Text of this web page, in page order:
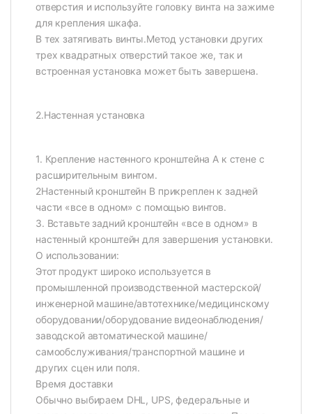
отверстия и используйте головку винта на зажиме
для крепления шкафа.
В тех затягивать винты.Метод установки других
трех квадратных отверстий такое же, так и
встроенная установка может быть завершена.
2.Настенная установка
1. Крепление настенного кронштейна А к стене с
расширительным винтом.
2Настенный кронштейн B прикреплен к задней
части «все в одном» с помощью винтов.
3. Вставьте задний кронштейн «все в одном» в
настенный кронштейн для завершения установки.
О использовании:
Этот продукт широко используется в
промышленной производственной мастерской/
инженерной машине/автотехнике/медицинскому
оборудовании/оборудование видеонаблюдения/
заводской автоматической машине/
самообслуживания/транспортной машине и
других сцен или поля.
Время доставки
Обычно выбираем DHL, UPS, федеральные и